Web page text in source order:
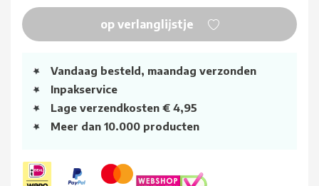
op verlanglijstje
Vandaag besteld, maandag verzonden
Inpakservice
Lage verzendkosten € 4,95
Meer dan 10.000 producten